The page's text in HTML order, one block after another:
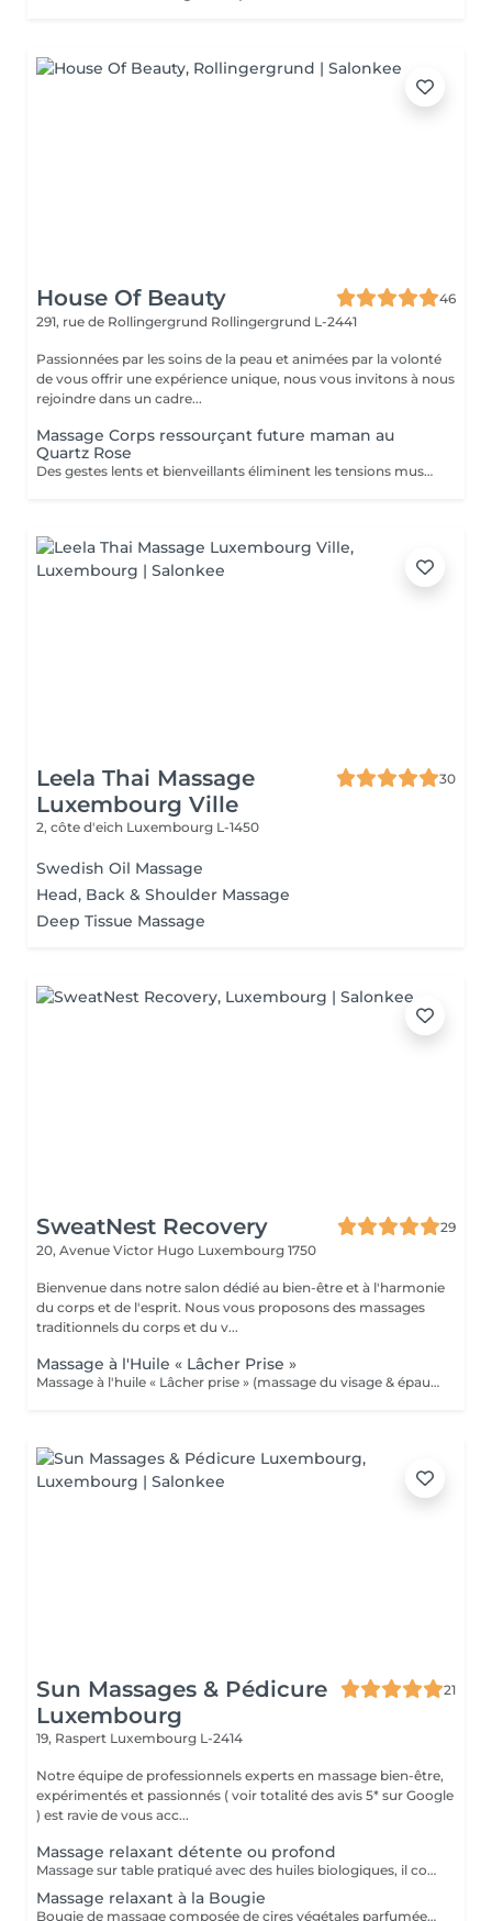
House Of Beauty
46
291, rue de Rollingergrund Rollingergrund L-2441
Passionnées par les soins de la peau et animées par la volonté
de vous offrir une expérience unique, nous vous invitons à nous
rejoindre dans un cadre...
Massage Corps ressourçant future maman au
Quartz Rose
Des gestes lents et bienveillants éliminent les tensions musculaires et allègent les jambes. Spécialement conçu pour la future maman, ce soin massant permet un lâcher prise absolu. Un moment de pur plaisir.
Leela Thai Massage
Luxembourg Ville
30
2, côte d'eich Luxembourg L-1450
Swedish Oil Massage
Head, Back & Shoulder Massage
Deep Tissue Massage
SweatNest Recovery
29
20, Avenue Victor Hugo Luxembourg 1750
Bienvenue dans notre salon dédié au bien-être et à l'harmonie
du corps et de l'esprit. Nous vous proposons des massages
traditionnels du corps et du v...
Massage à l'Huile « Lâcher Prise »
Massage à l'huile « Lâcher prise » (massage du visage & épaules & bras) Les mouvements de ce massage sont hypnotiques et doux. Les deux mains du praticien tissent un motif complexe de mouvements continus. L'espace et le temps s'effacent, les tensions et le stress psycho-émotionnel disparaissent eux aussi. Ce massage est très recommandé aux personnes avec des pensées récurrentes et répétitives qu'ils ont mal à contrôler. Offrez à vous des moments d'exception. Plongez dans le silence intérieur absolu!
Sun Massages & Pédicure
Luxembourg
21
19, Raspert Luxembourg L-2414
Notre équipe de professionnels experts en massage bien-être,
expérimentés et passionnés ( voir totalité des avis 5* sur Google
) est ravie de vous acc...
Massage relaxant détente ou profond
Massage sur table pratiqué avec des huiles biologiques, il couvre tout le corps (excepté la zone intime) ou des zones ciblées au choix. C'est un massage complet personnalisé, circulatoire et musculaire, adapté selon vos souhaits ou besoins du moment qui vous invitera à un lâcher-prise tant au niveau corporel que mental, selon la durée que vous choisirez de vous octroyer. Détente : pression douce pour un massage harmonisant. Profond : pression forte pour un massage visant à détendre les muscles tendus (nuque / trapèze raide, massage sportif, massage deep-tissue).
Massage relaxant à la Bougie
Bougie de massage composée de cires végétales parfumées qui apporte une hydratation intense, idéal en cas de peau sèche. En fondant, la cire spéciale de bougie de massage donne un effet relaxant et apaisant, de par sa chaleur rassurante et son doux parfum qui permettent à l'esprit et au corps un relâchement total et une évasion hors du commun. En outre, elle vous laissera une peau douce, veloutée et délicieusement parfumée.